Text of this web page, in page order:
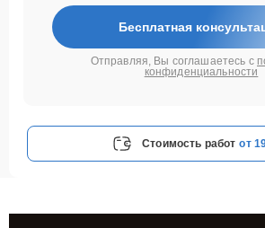
Бесплатная
Отправляя, Вы соглашаетесь с
конфиденциальности
Стоимость работ от